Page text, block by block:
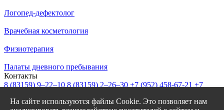
Логопед-дефектолог
Врачебная косметология
Физиотерапия
Палаты дневного пребывания
Контакты
8 (83159) 9–22–10 8 (83159) 2–26–30 +7 (952) 458-67-21 +7
info@garantiya-bor.ru
На сайте используются файлы Cookie. Это позволяет нам